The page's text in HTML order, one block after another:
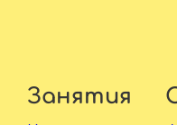
Занятия